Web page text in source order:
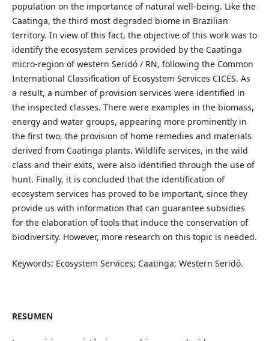
population on the importance of natural well-being. Like the
Caatinga, the third most degraded biome in Brazilian
territory. In view of this fact, the objective of this work was to
identify the ecosystem services provided by the Caatinga
micro-region of western Seridó / RN, following the Common
International Classification of Ecosystem Services CICES. As
a result, a number of provision services were identified in
the inspected classes. There were examples in the biomass,
energy and water groups, appearing more prominently in
the first two, the provision of home remedies and materials
derived from Caatinga plants. Wildlife services, in the wild
class and their exits, were also identified through the use of
hunt. Finally, it is concluded that the identification of
ecosystem services has proved to be important, since they
provide us with information that can guarantee subsidies
for the elaboration of tools that induce the conservation of
biodiversity. However, more research on this topic is needed.
Keywords: Ecosystem Services; Caatinga; Western Seridó.
RESUMEN